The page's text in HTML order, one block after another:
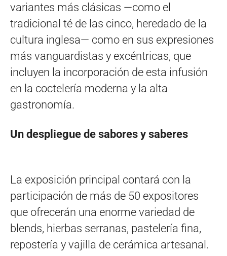
variantes más clásicas —como el
tradicional té de las cinco, heredado de la
cultura inglesa— como en sus expresiones
más vanguardistas y excéntricas, que
incluyen la incorporación de esta infusión
en la coctelería moderna y la alta
gastronomía.
Un despliegue de sabores y saberes
La exposición principal contará con la
participación de más de 50 expositores
que ofrecerán una enorme variedad de
blends, hierbas serranas, pastelería fina,
repostería y vajilla de cerámica artesanal.